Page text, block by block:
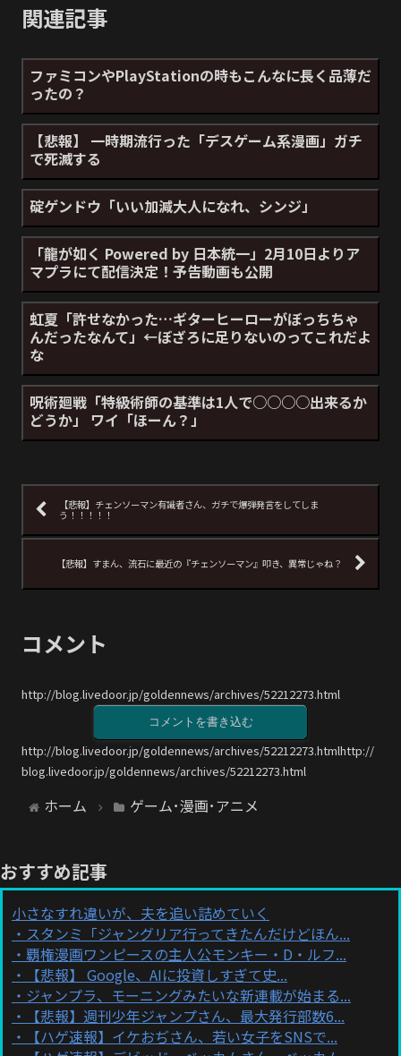
関連記事
ファミコンやPlayStationの時もこんなに長く品薄だ
ったの？
【悲報】 一時期流行った「デスゲーム系漫画」ガチ
で死滅する
碇ゲンドウ「いい加減大人になれ、シンジ」
「龍が如く Powered by 日本統一」2月10日よりア
マプラにて配信決定！予告動画も公開
虹夏「許せなかった…ギターヒーローがぼっちちゃ
んだったなんて」←ぼざろに足りないのってこれだよ
な
呪術廻戦「特級術師の基準は1人で○○○○出来るか
どうか」 ワイ「ほーん？」
【悲報】チェンソーマン有識者さん、ガチで爆弾発言をしてしま
う！！！！！
【悲報】すまん、流石に最近の『チェンソーマン』叩き、異常じゃね？
コメント
http://blog.livedoor.jp/goldennews/archives/52212273.html
コメントを書き込む
http://blog.livedoor.jp/goldennews/archives/52212273.htmlhttp://
blog.livedoor.jp/goldennews/archives/52212273.html
ホーム ゲーム･漫画･アニメ
おすすめ記事
小さなすれ違いが、夫を追い詰めていく
スタンミ「ジャングリア行ってきたんだけどほん...
覇権漫画ワンピースの主人公モンキー・D・ルフ...
【悲報】 Google、AIに投資しすぎて史...
ジャンプラ、モーニングみたいな新連載が始まる...
【悲報】週刊少年ジャンプさん、最大発行部数6...
【ハゲ速報】イケおぢさん、若い女子をSNSで...